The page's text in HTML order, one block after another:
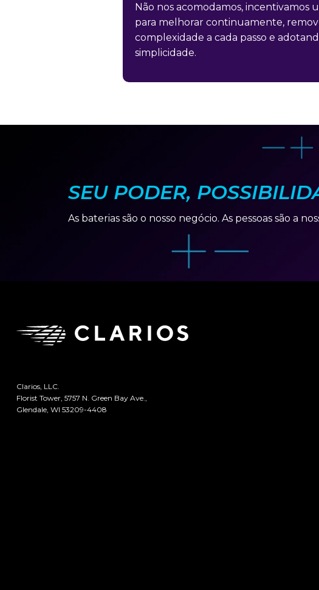
Não nos acomodamos, incentivamos
para melhorar continuamente,
complexidade a cada passo e
simplicidade.
SEU PODER,
As baterias são o nosso negócio. As pessoas são a
Clarios, LLC.
Florist Tower, 5757 N. Green Bay Ave.,
Glendale, WI 53209-4408